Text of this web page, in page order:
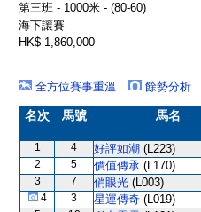
第三班 - 1000米 - (80-60)
海下讓賽
HK$ 1,860,000
全方位賽事重溫
餘勢分析
名次 馬號 馬名
1 4 好評如潮 (L223)
2 5 價值傳承 (L170)
3 7 俏眼光 (L003)
4 3 星運傳奇 (L019)